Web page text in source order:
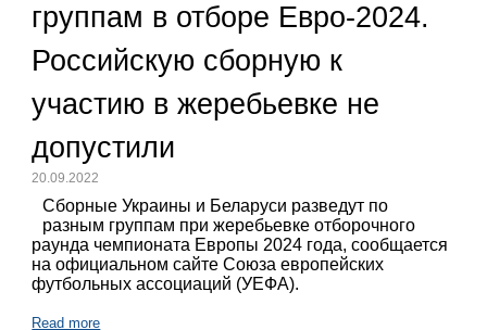
группам в отборе Евро-2024.
Российскую сборную к
участию в жеребьевке не
допустили
20.09.2022
Сборные Украины и Беларуси разведут по
разным группам при жеребьевке отборочного
раунда чемпионата Европы 2024 года, сообщается
на официальном сайте Союза европейских
футбольных ассоциаций (УЕФА).
Read more